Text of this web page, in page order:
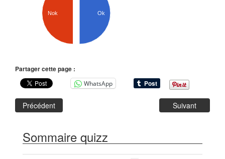
Nok Ok
Partager cette page :
WhatsApp
Précédent Suivant
Sommaire quizz